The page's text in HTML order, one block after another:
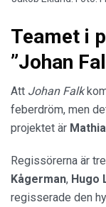
Teamet i
”Johan
Att Johan Falk
feberdröm, men
projektet är
Regissörerna är
Kågerman, Hugo
regisserade den